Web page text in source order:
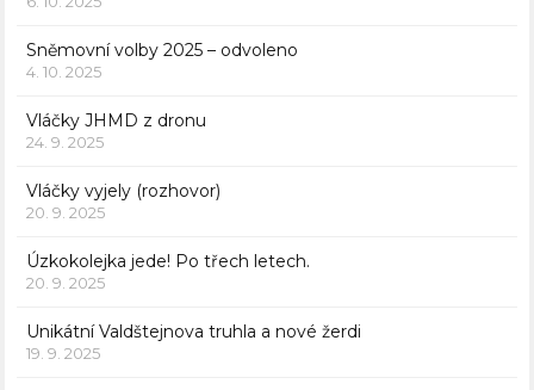
Sněmovní volby 2025 – odvoleno
4. 10. 2025
Vláčky JHMD z dronu
24. 9. 2025
Vláčky vyjely (rozhovor)
20. 9. 2025
Úzkokolejka jede! Po třech letech.
20. 9. 2025
Unikátní Valdštejnova truhla a nové žerdi
19. 9. 2025